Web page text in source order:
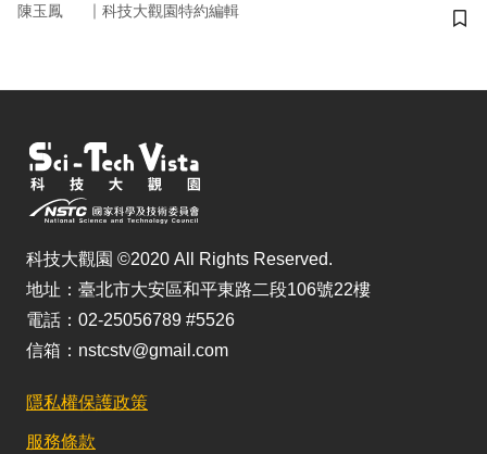
陳玉鳳 ｜ 科技大觀園特約編輯
儲
科技大觀園 ©2020 All Rights Reserved.
地址：臺北市大安區和平東路二段106號22樓
電話：02-25056789 #5526
信箱：nstcstv@gmail.com
隱私權保護政策
服務條款